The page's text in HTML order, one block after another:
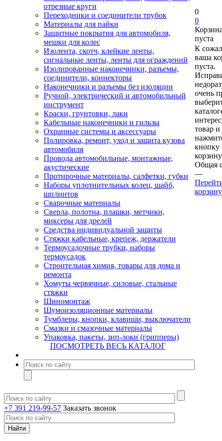
отрезные круги
Переходники и соединители трубок
Материалы для пайки
Защитные покрытия для автомобиля,
мешки для колес
Изолента, скотч, клейкие ленты,
сигнальные ленты, ленты для ограждений
Изолированные наконечники, разъемы,
соединители, коннекторы
Наконечники и разъемы без изоляции
Ручной, электрический и автомобильный
инструмент
Краски, грунтовки, лаки
Кабельные наконечники и гильзы
Охранные системы и аксессуары
Полировка, ремонт, уход и защита кузова
автомобиля
Провода автомобильные, монтажные,
акустические
Протирочные материалы, салфетки, губки
Наборы уплотнительных колец, шайб,
шплинтов
Сварочные материалы
Сверла, полотна, плашки, метчики,
миксеры для дрелей
Средства индивидуальной защиты
Стяжки кабельные, крепеж, держатели
Термоусадочные трубки, наборы
термоусадок
Строительная химия, товары для дома и
ремонта
Хомуты червячные, силовые, стальные
стяжки
Шиномонтаж
Шумоизоляционные материалы
Тумблеры, кнопки, клавиши, выключатели
Смазки и смазочные материалы
Упаковка, пакеты, зип-локи (грипперы)
ПОСМОТРЕТЬ ВЕСЬ КАТАЛОГ
+7 391 219-99-57 Заказать звонок
0
0
пуста
К
ваша
пуста.
очень
товар и
кнопку
Общая
—
корзину